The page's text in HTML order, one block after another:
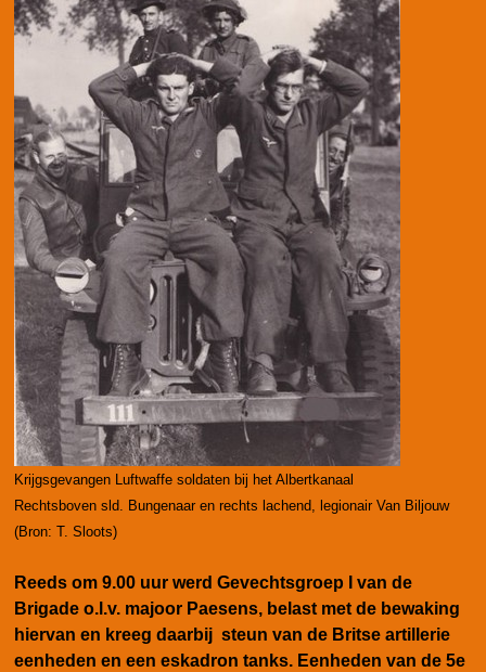
Krijgsgevangen Luftwaffe soldaten bij het Albertkanaal
Rechtsboven sld. Bungenaar en rechts lachend, legionair Van Biljouw
(Bron: T. Sloots)
Reeds om 9.00 uur werd Gevechtsgroep I van de
Brigade o.l.v. majoor Paesens, belast met de bewaking
hiervan en kreeg daarbij steun van de Britse artillerie
eenheden en een eskadron tanks. Eenheden van de 5e